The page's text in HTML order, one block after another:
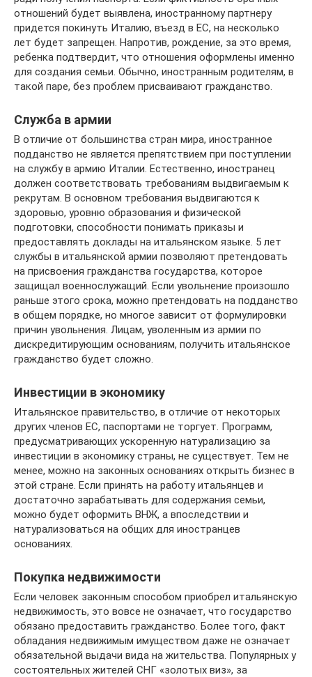
отношений будет выявлена, иностранному партнеру
придется покинуть Италию, въезд в ЕС, на несколько
лет будет запрещен. Напротив, рождение, за это время,
ребенка подтвердит, что отношения оформлены именно
для создания семьи. Обычно, иностранным родителям, в
такой паре, без проблем присваивают гражданство.
Служба в армии
В отличие от большинства стран мира, иностранное
подданство не является препятствием при поступлении
на службу в армию Италии. Естественно, иностранец
должен соответствовать требованиям выдвигаемым к
рекрутам. В основном требования выдвигаются к
здоровью, уровню образования и физической
подготовки, способности понимать приказы и
предоставлять доклады на итальянском языке. 5 лет
службы в итальянской армии позволяют претендовать
на присвоения гражданства государства, которое
защищал военнослужащий. Если увольнение произошло
раньше этого срока, можно претендовать на подданство
в общем порядке, но многое зависит от формулировки
причин увольнения. Лицам, уволенным из армии по
дискредитирующим основаниям, получить итальянское
гражданство будет сложно.
Инвестиции в экономику
Итальянское правительство, в отличие от некоторых
других членов ЕС, паспортами не торгует. Программ,
предусматривающих ускоренную натурализацию за
инвестиции в экономику страны, не существует. Тем не
менее, можно на законных основаниях открыть бизнес в
этой стране. Если принять на работу итальянцев и
достаточно зарабатывать для содержания семьи,
можно будет оформить ВНЖ, а впоследствии и
натурализоваться на общих для иностранцев
основаниях.
Покупка недвижимости
Если человек законным способом приобрел итальянскую
недвижимость, это вовсе не означает, что государство
обязано предоставить гражданство. Более того, факт
обладания недвижимым имуществом даже не означает
обязательной выдачи вида на жительства. Популярных у
состоятельных жителей СНГ «золотых виз», за